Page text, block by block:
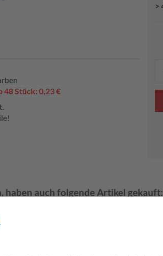
>
48 Stück: 0,23 €
haben auch folgende Artikel gekauft: